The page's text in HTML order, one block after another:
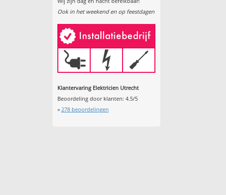
Ook in het weekend en op feestdagen
Klantervaring Elektricien Utrecht
Beoordeling door klanten: 4.5/5
» 278beoordelingen